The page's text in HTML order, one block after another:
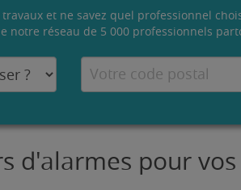
et ne savez quel professionnel
notre réseau de 5 000 professionnels
d'alarmes pour